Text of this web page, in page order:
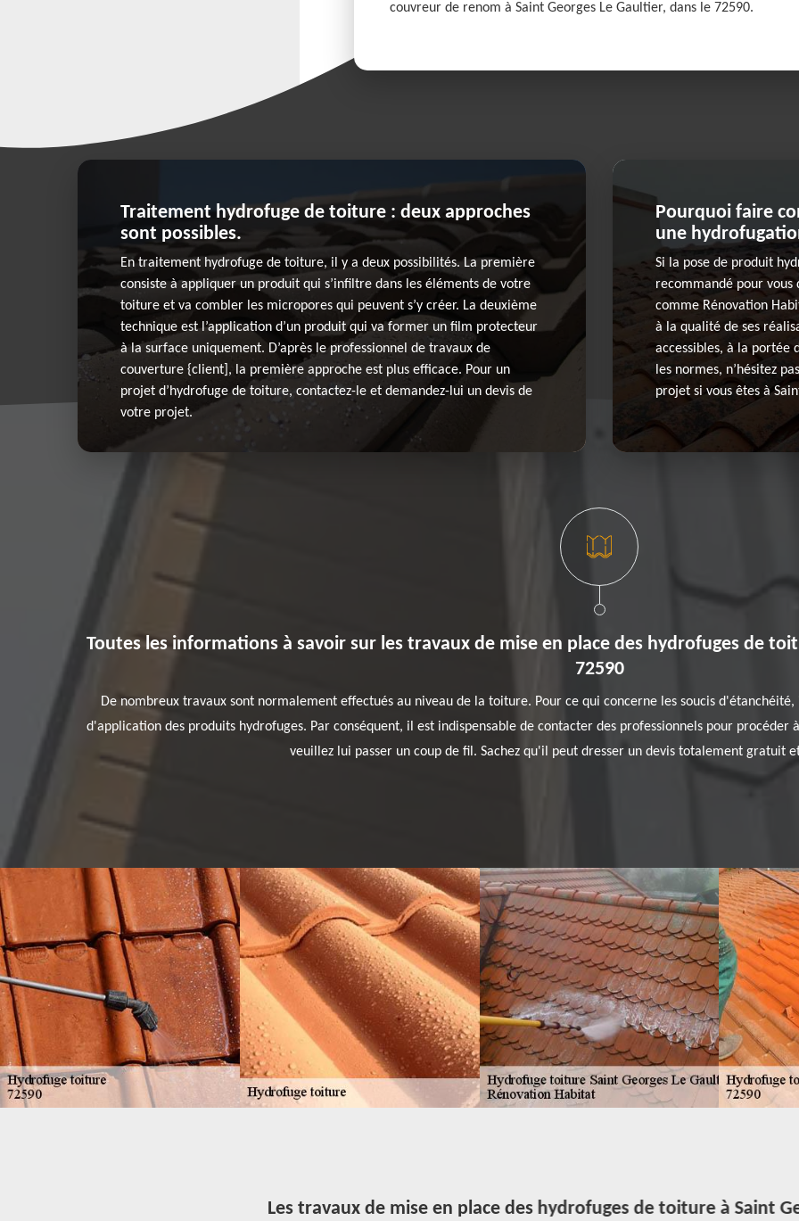
couvreur de renom à Saint Georges Le Gaultier, dans le 72590.
Traitement hydrofuge de toiture : deux approches
sont possibles.
En traitement hydrofuge de toiture, il y a deux possibilités. La première
consiste à appliquer un produit qui s’infiltre dans les éléments de votre
toiture et va combler les micropores qui peuvent s’y créer. La deuxième
technique est l’application d’un produit qui va former un film protecteur
à la surface uniquement. D’après le professionnel de travaux de
couverture {client], la première approche est plus efficace. Pour un
projet d’hydrofuge de toiture, contactez-le et demandez-lui un devis de
votre projet.
Pourquoi faire
une
Si la pose de produit
recommandé pour vous
comme Rénovation
à la qualité de ses
accessibles, à la portée
les normes, n’hésitez
projet si vous êtes à
Toutes les informations à savoir sur les travaux de mise en place des hydrofuges de
72590
De nombreux travaux sont normalement effectués au niveau de la toiture. Pour ce qui concerne les soucis
d'application des produits hydrofuges. Par conséquent, il est indispensable de contacter des professionnels pour procéder
veuillez lui passer un coup de fil. Sachez qu'il peut dresser un devis totalement gratuit
Les travaux de mise en place des hydrofuges de toiture à Saint